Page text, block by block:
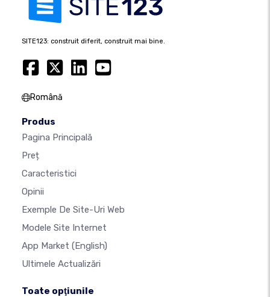
SITE123: construit diferit, construit mai bine.
Română
Produs
Pagina Principală
Preț
Caracteristici
Opinii
Exemple De Site-Uri Web
Modele Site Internet
App Market (English)
Ultimele Actualizări
Toate opţiunile